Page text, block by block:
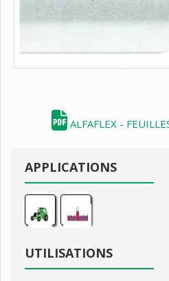
ALFAFLEX -
APPLICATIONS
UTILISATIONS